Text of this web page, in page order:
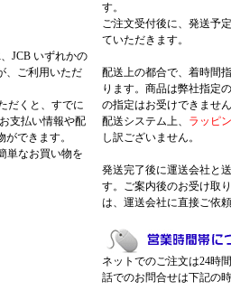
JCB いずれかの
、ご利用いただ
だくと、すでに
支払い情報や配
できます。
単なお買い物を
す。
ご注文受付後に、発送予
ていただきます。
配送上の都合で、着時間
ります。商品は弊社指定
の指定はお受けできません
配送システム上、
ラッピ
し訳ございません。
発送完了後に運送会社と
す。ご案内後のお受け取
は、運送会社に直接ご依頼
ネットでのご注文は24時
話でのお問合せは下記の